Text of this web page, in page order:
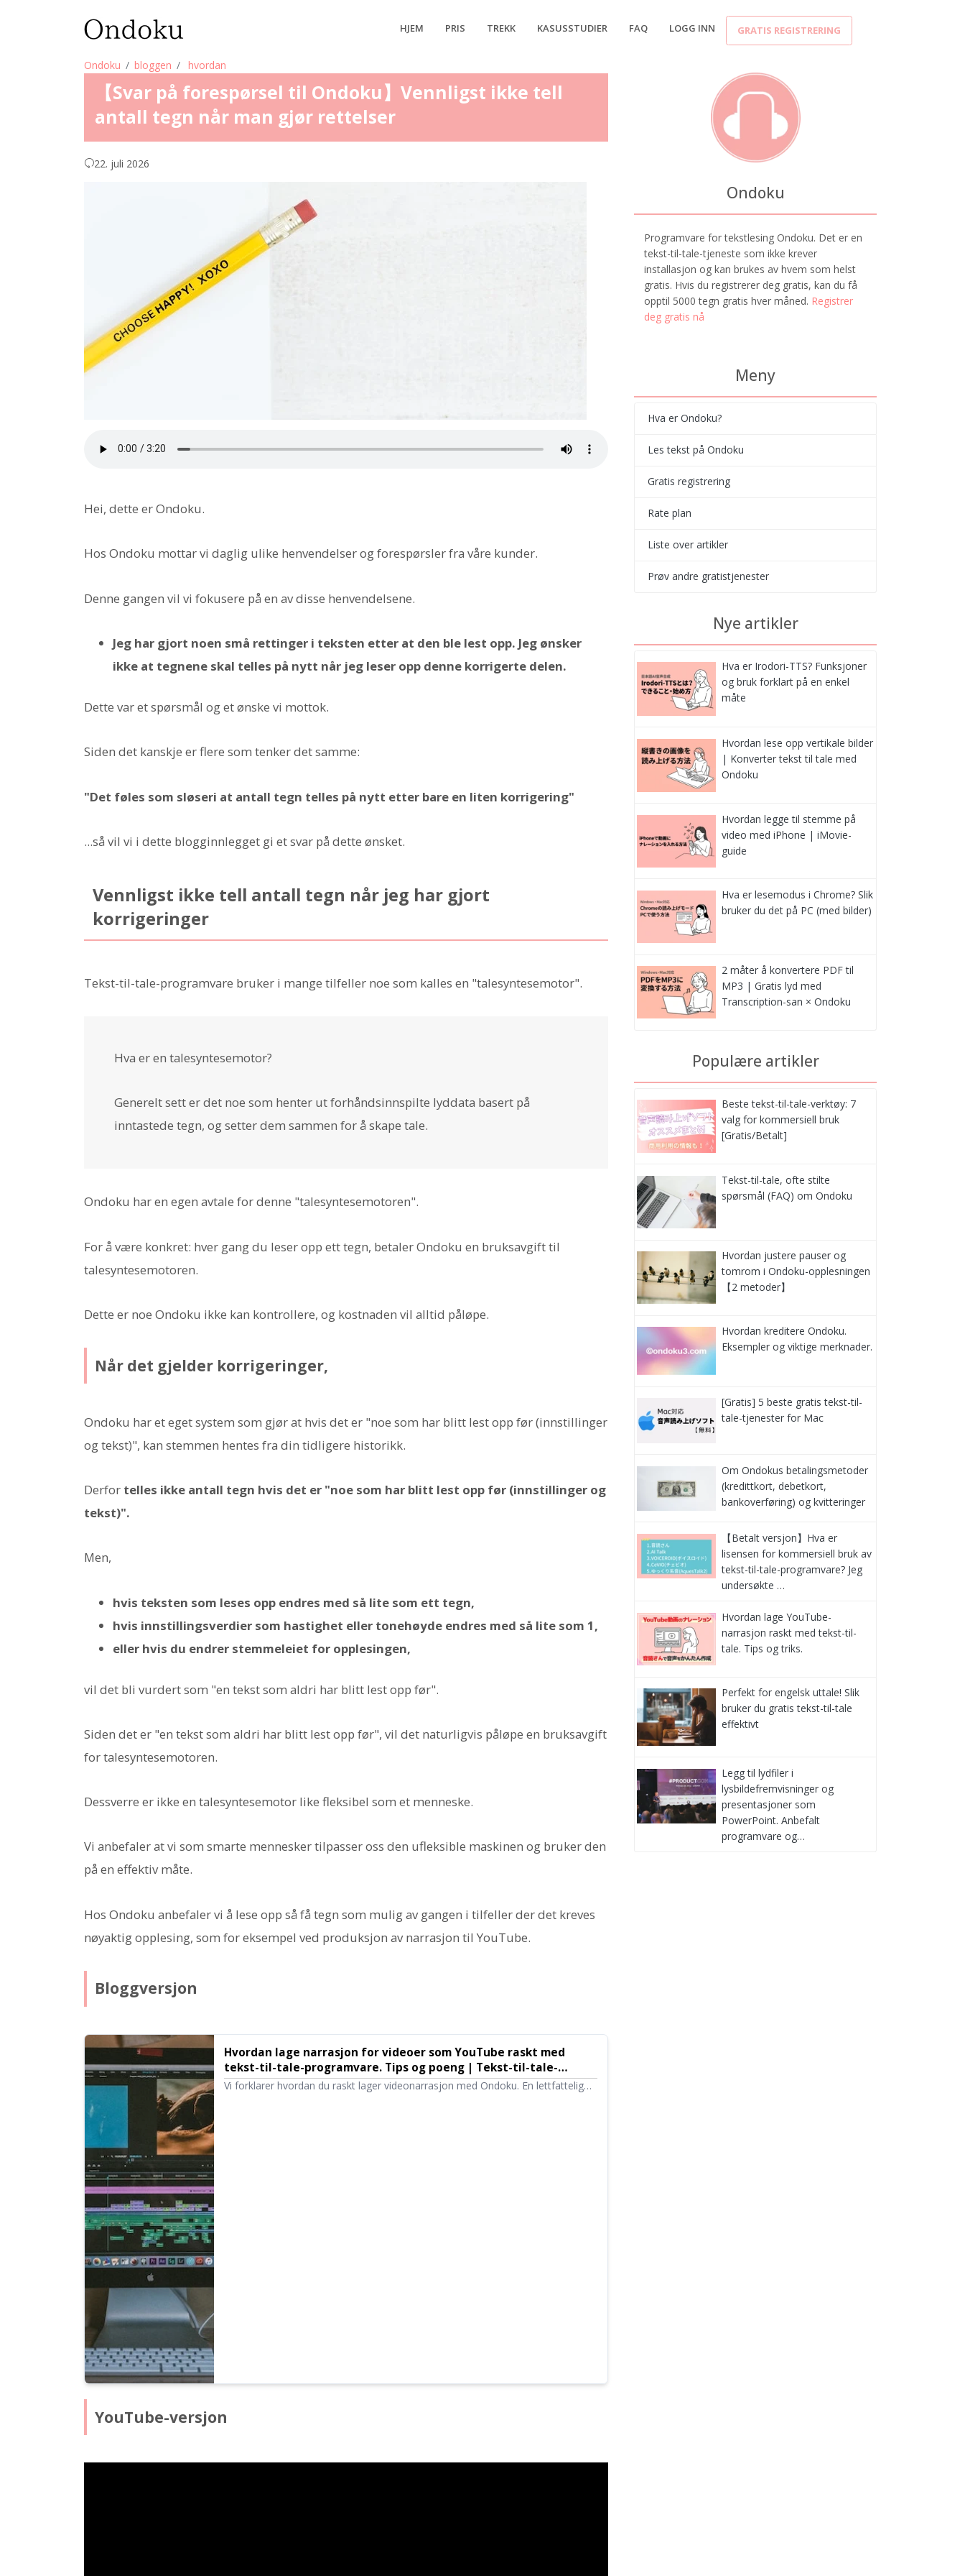
HJEM PRIS TREKK KASUSSTUDIER FAQ LOGG INN GRATIS REGISTRERING
Ondoku bloggen hvordan
【Svar på forespørsel til Ondoku】Vennligst ikke tell
antall tegn når man gjør rettelser
22. juli 2026
Hei, dette er Ondoku.
Hos Ondoku mottar vi daglig ulike henvendelser og forespørsler fra våre kunder.
Denne gangen vil vi fokusere på en av disse henvendelsene.
Jeg har gjort noen små rettinger i teksten etter at den ble lest opp. Jeg ønsker
ikke at tegnene skal telles på nytt når jeg leser opp denne korrigerte delen.
Dette var et spørsmål og et ønske vi mottok.
Siden det kanskje er flere som tenker det samme:
"Det føles som sløseri at antall tegn telles på nytt etter bare en liten korrigering"
...så vil vi i dette blogginnlegget gi et svar på dette ønsket.
Vennligst ikke tell antall tegn når jeg har gjort
korrigeringer
Tekst-til-tale-programvare bruker i mange tilfeller noe som kalles en "talesyntesemotor".
Hva er en talesyntesemotor?
Generelt sett er det noe som henter ut forhåndsinnspilte lyddata basert på
inntastede tegn, og setter dem sammen for å skape tale.
Ondoku har en egen avtale for denne "talesyntesemotoren".
For å være konkret: hver gang du leser opp ett tegn, betaler Ondoku en bruksavgift til
talesyntesemotoren.
Dette er noe Ondoku ikke kan kontrollere, og kostnaden vil alltid påløpe.
Når det gjelder korrigeringer,
Ondoku har et eget system som gjør at hvis det er "noe som har blitt lest opp før (innstillinger
og tekst)", kan stemmen hentes fra din tidligere historikk.
Derfor telles ikke antall tegn hvis det er "noe som har blitt lest opp før (innstillinger og
tekst)".
Men,
hvis teksten som leses opp endres med så lite som ett tegn,
hvis innstillingsverdier som hastighet eller tonehøyde endres med så lite som 1,
eller hvis du endrer stemmeleiet for opplesingen,
vil det bli vurdert som "en tekst som aldri har blitt lest opp før".
Siden det er "en tekst som aldri har blitt lest opp før", vil det naturligvis påløpe en bruksavgift
for talesyntesemotoren.
Dessverre er ikke en talesyntesemotor like fleksibel som et menneske.
Vi anbefaler at vi som smarte mennesker tilpasser oss den ufleksible maskinen og bruker den
på en effektiv måte.
Hos Ondoku anbefaler vi å lese opp så få tegn som mulig av gangen i tilfeller der det kreves
nøyaktig opplesing, som for eksempel ved produksjon av narrasjon til YouTube.
Bloggversjon
Hvordan lage narrasjon for videoer som YouTube raskt med
tekst-til-tale-programvare. Tips og poeng | Tekst-til-tale-
programvare Ondoku
Vi forklarer hvordan du raskt lager videonarrasjon med Ondoku. En lettfattelig
YouTube-versjon
Ondoku
Programvare for tekstlesing Ondoku. Det er en
tekst-til-tale-tjeneste som ikke krever
installasjon og kan brukes av hvem som helst
gratis. Hvis du registrerer deg gratis, kan du få
opptil 5000 tegn gratis hver måned. Registrer
deg gratis nå
Meny
Hva er Ondoku?
Les tekst på Ondoku
Gratis registrering
Rate plan
Liste over artikler
Prøv andre gratistjenester
Nye artikler
Hva er Irodori-TTS? Funksjoner
og bruk forklart på en enkel
måte
Hvordan lese opp vertikale bilder
| Konverter tekst til tale med
Ondoku
Hvordan legge til stemme på
video med iPhone | iMovie-
guide
Hva er lesemodus i Chrome? Slik
bruker du det på PC (med bilder)
2 måter å konvertere PDF til
MP3 | Gratis lyd med
Transcription-san × Ondoku
Populære artikler
Beste tekst-til-tale-verktøy: 7
valg for kommersiell bruk
[Gratis/Betalt]
Tekst-til-tale, ofte stilte
spørsmål (FAQ) om Ondoku
Hvordan justere pauser og
tomrom i Ondoku-opplesningen
【2 metoder】
Hvordan kreditere Ondoku.
Eksempler og viktige merknader.
[Gratis] 5 beste gratis tekst-til-
tale-tjenester for Mac
Om Ondokus betalingsmetoder
(kredittkort, debetkort,
bankoverføring) og kvitteringer
【Betalt versjon】Hva er
lisensen for kommersiell bruk av
tekst-til-tale-programvare? Jeg
undersøkte …
Hvordan lage YouTube-
narrasjon raskt med tekst-til-
tale. Tips og triks.
Perfekt for engelsk uttale! Slik
bruker du gratis tekst-til-tale
effektivt
Legg til lydfiler i
lysbildefremvisninger og
presentasjoner som
PowerPoint. Anbefalt
programvare og…